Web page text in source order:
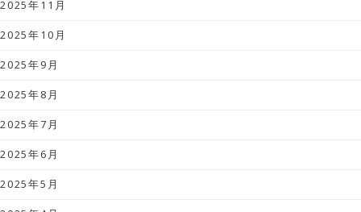
2025年11月
2025年10月
2025年9月
2025年8月
2025年7月
2025年6月
2025年5月